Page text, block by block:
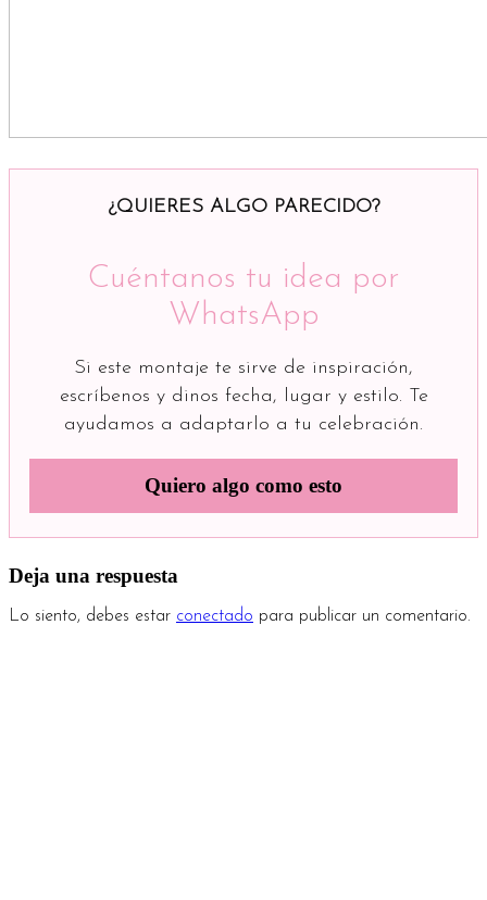
¿QUIERES ALGO PARECIDO?
Cuéntanos tu idea por
WhatsApp
Si este montaje te sirve de inspiración,
escríbenos y dinos fecha, lugar y estilo. Te
ayudamos a adaptarlo a tu celebración.
Quiero algo como esto
Deja una respuesta
Lo siento, debes estar conectado para publicar un comentario.